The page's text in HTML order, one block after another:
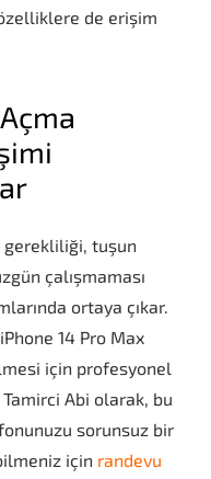
de erişim
gerekliliği, tuşun
çalışmaması
ortaya çıkar.
14 Pro Max
için profesyonel
Abi olarak, bu
sorunsuz bir
için randevu